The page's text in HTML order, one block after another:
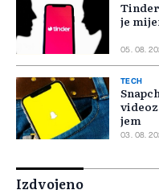
je
05. 08.
TECH
jem
03. 08.
Izdvojeno